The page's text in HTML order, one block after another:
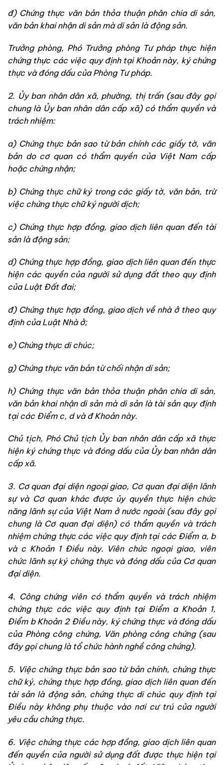
đ) Chứng thực văn bản thỏa thuận phân chia di sản,
văn bản khai nhận di sản mà di sản là động sản.
Trưởng phòng, Phó Trưởng phòng Tư pháp thực hiện
chứng thực các việc quy định tại Khoản này, ký chứng
thực và đóng dấu của Phòng Tư pháp.
2. Ủy ban nhân dân xã, phường, thị trấn (sau đây gọi
chung là Ủy ban nhân dân cấp xã) có thẩm quyền và
trách nhiệm:
a) Chứng thực bản sao từ bản chính các giấy tờ, văn
bản do cơ quan có thẩm quyền của Việt Nam cấp
hoặc chứng nhận;
b) Chứng thực chữ ký trong các giấy tờ, văn bản, trừ
việc chứng thực chữ ký người dịch;
c) Chứng thực hợp đồng, giao dịch liên quan đến tài
sản là động sản;
d) Chứng thực hợp đồng, giao dịch liên quan đến thực
hiện các quyền của người sử dụng đất theo quy định
của Luật Đất đai;
đ) Chứng thực hợp đồng, giao dịch về nhà ở theo quy
định của Luật Nhà ở;
e) Chứng thực di chúc;
g) Chứng thực văn bản từ chối nhận di sản;
h) Chứng thực văn bản thỏa thuận phân chia di sản,
văn bản khai nhận di sản mà di sản là tài sản quy định
tại các Điểm c, d và đ Khoản này.
Chủ tịch, Phó Chủ tịch Ủy ban nhân dân cấp xã thực
hiện ký chứng thực và đóng dấu của Ủy ban nhân dân
cấp xã.
3. Cơ quan đại diện ngoại giao, Cơ quan đại diện lãnh
sự và Cơ quan khác được ủy quyền thực hiện chức
năng lãnh sự của Việt Nam ở nước ngoài (sau đây gọi
chung là Cơ quan đại diện) có thẩm quyền và trách
nhiệm chứng thực các việc quy định tại các Điểm a, b
và c Khoản 1 Điều này. Viên chức ngoại giao, viên
chức lãnh sự ký chứng thực và đóng dấu của Cơ quan
đại diện.
4. Công chứng viên có thẩm quyền và trách nhiệm
chứng thực các việc quy định tại Điểm a Khoản 1,
Điểm b Khoản 2 Điều này, ký chứng thực và đóng dấu
của Phòng công chứng, Văn phòng công chứng (sau
đây gọi chung là tổ chức hành nghề công chứng).
5. Việc chứng thực bản sao từ bản chính, chứng thực
chữ ký, chứng thực hợp đồng, giao dịch liên quan đến
tài sản là động sản, chứng thực di chúc quy định tại
Điều này không phụ thuộc vào nơi cư trú của người
yêu cầu chứng thực.
6. Việc chứng thực các hợp đồng, giao dịch liên quan
đến quyền của người sử dụng đất được thực hiện tại